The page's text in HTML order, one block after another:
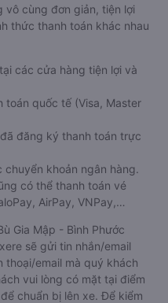
vô cùng đơn giản, tiện lợi
thức thanh toán khác nhau
các cửa hàng tiện lợi và
toán quốc tế (Visa, Master
đăng ký thanh toán trực
khoản ngân hàng.
có thể thanh toán vé
AirPay, VNPay,…
Gia Mập - Bình Phước
sẽ gửi tin nhắn/email
thoại/email mà quý khách
vui lòng có mặt tại điểm
chuẩn bị lên xe. Để kiểm